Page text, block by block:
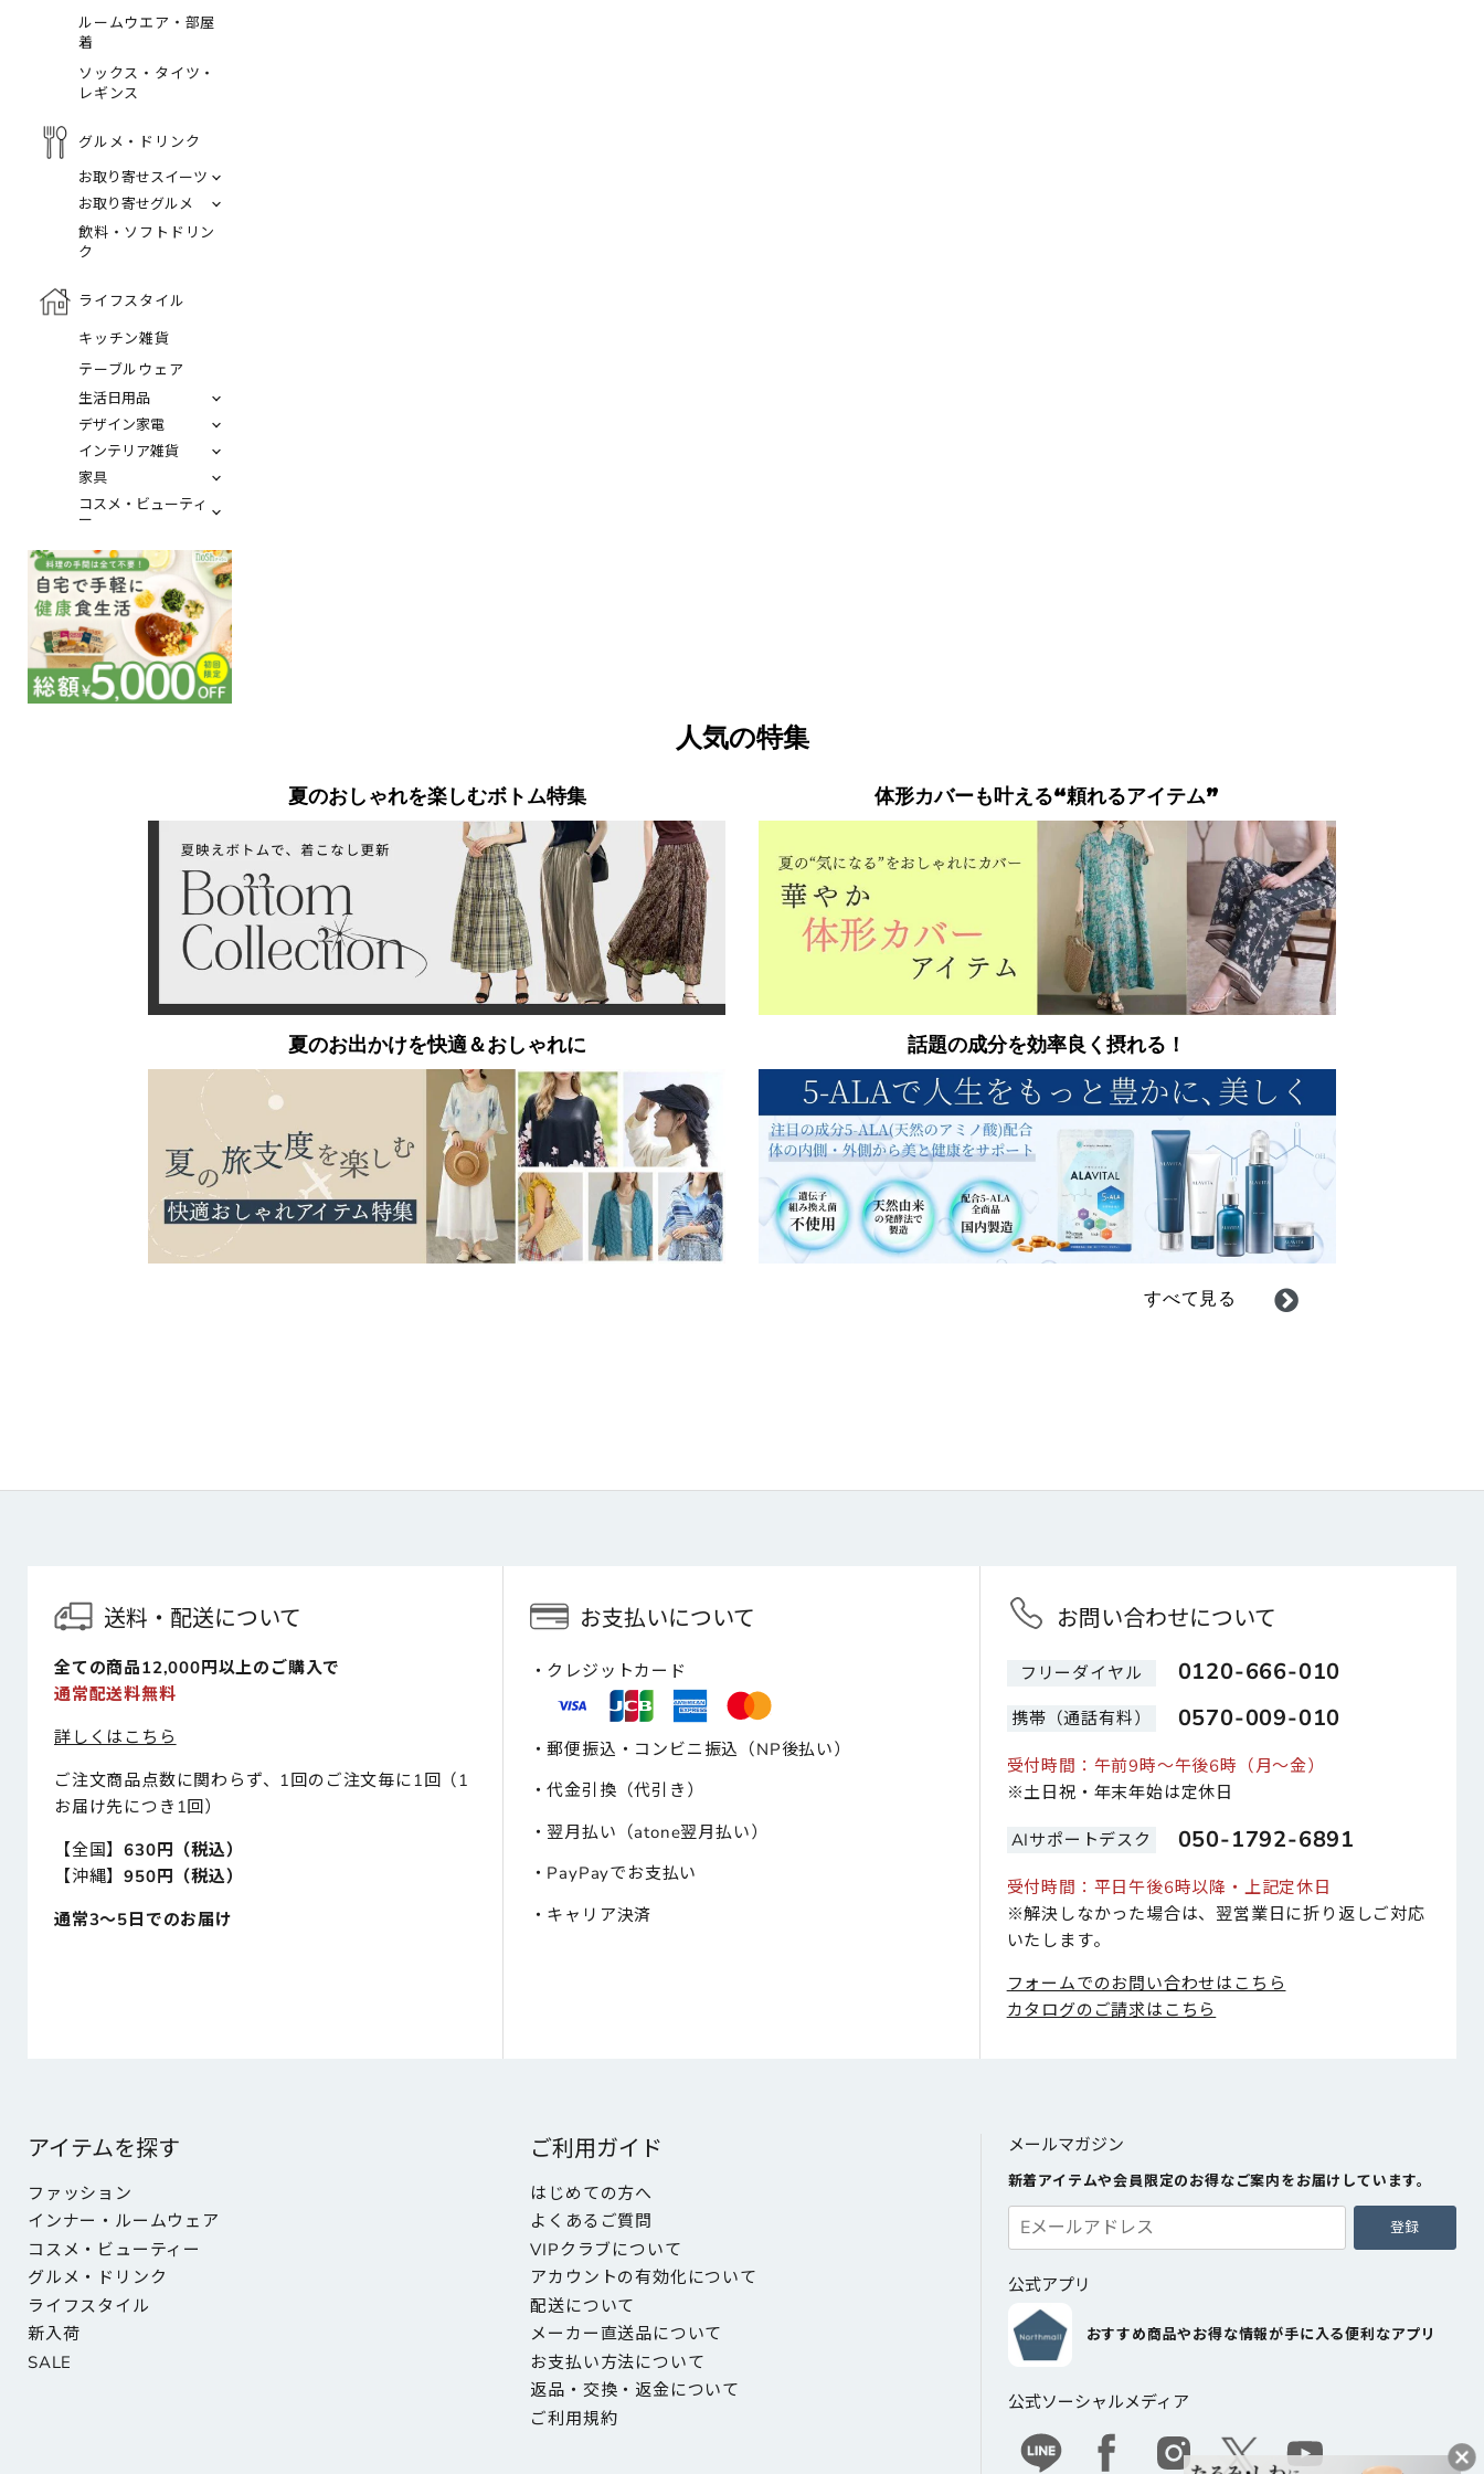
ルームウエア・部屋
着
ソックス・タイツ・
レギンス
グルメ・ドリンク
お取り寄せスイーツ
お取り寄せグルメ
飲料・ソフトドリン
ク
ライフスタイル
キッチン雑貨
テーブルウェア
生活日用品
デザイン家電
インテリア雑貨
家具
コスメ・ビューティ
ー
人気の特集
夏のおしゃれを楽しむボトム特集 体形カバーも叶える“頼れるアイテム”
夏のお出かけを快適＆おしゃれに 話題の成分を効率良く摂れる！
すべて見る
送料・配送について
全ての商品12,000円以上のご購入で
通常配送料無料
詳しくはこちら
ご注文商品点数に関わらず、1回のご注文毎に1回（1
お届け先につき1回）
【全国】630円（税込）
【沖縄】950円（税込）
通常3～5日でのお届け
お支払いについて
クレジットカード
郵便振込・コンビニ振込（NP後払い）
代金引換（代引き）
翌月払い（atone翌月払い）
PayPayでお支払い
キャリア決済
お問い合わせについて
フリーダイヤル 0120-666-010
携帯（通話有料） 0570-009-010
受付時間：午前9時～午後6時（月～金）
※土日祝・年末年始は定休日
AIサポートデスク 050-1792-6891
受付時間：平日午後6時以降・上記定休日
※解決しなかった場合は、翌営業日に折り返しご対応
いたします。
フォームでのお問い合わせはこちら
カタログのご請求はこちら
アイテムを探す
ファッション
インナー・ルームウェア
コスメ・ビューティー
グルメ・ドリンク
ライフスタイル
新入荷
SALE
ご利用ガイド
はじめての方へ
よくあるご質問
VIPクラブについて
アカウントの有効化について
配送について
メーカー直送品について
お支払い方法について
返品・交換・返金について
ご利用規約
メールマガジン
新着アイテムや会員限定のお得なご案内をお届けしています。
登録
公式アプリ
おすすめ商品やお得な情報が手に入る便利なアプリ
公式ソーシャルメディア